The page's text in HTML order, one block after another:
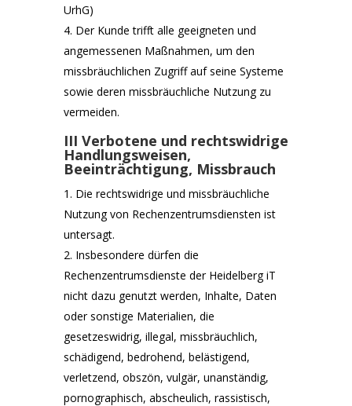
UrhG)
Der Kunde trifft alle geeigneten und
angemessenen Maßnahmen, um den
missbräuchlichen Zugriff auf seine Systeme
sowie deren missbräuchliche Nutzung zu
vermeiden.
III Verbotene und rechtswidrige
Handlungsweisen,
Beeinträchtigung, Missbrauch
Die rechtswidrige und missbräuchliche
Nutzung von Rechenzentrumsdiensten ist
untersagt.
Insbesondere dürfen die
Rechenzentrumsdienste der Heidelberg iT
nicht dazu genutzt werden, Inhalte, Daten
oder sonstige Materialien, die
gesetzeswidrig, illegal, missbräuchlich,
schädigend, bedrohend, belästigend,
verletzend, obszön, vulgär, unanständig,
pornographisch, abscheulich, rassistisch,